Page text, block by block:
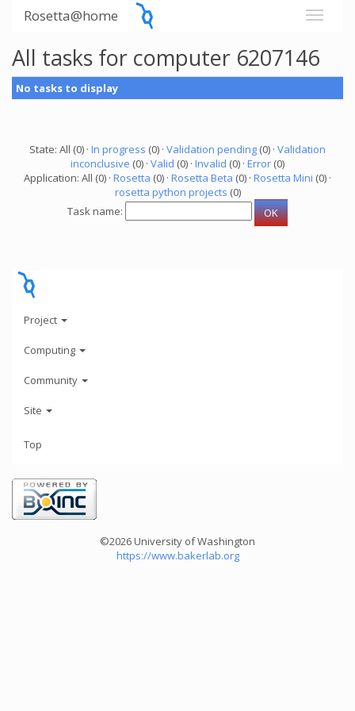
Rosetta@home
All tasks for computer 6207146
No tasks to display
State: All (0) · In progress (0) · Validation pending (0) · Validation
inconclusive (0) · Valid (0) · Invalid (0) · Error (0)
Application: All (0) · Rosetta (0) · Rosetta Beta (0) · Rosetta Mini (0) ·
rosetta python projects (0)
Task name:
Project
Computing
Community
Site
Top
©2026 University of Washington
https://www.bakerlab.org